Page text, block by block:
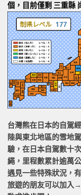
個，目前僅剩 三重縣
台灣熊在日本的自駕
陸與東北地區的雪地
驗，在日本自駕數十
繩， 里程數累計逾萬
遇見一些特殊狀況，
旅遊的朋友可以加入→